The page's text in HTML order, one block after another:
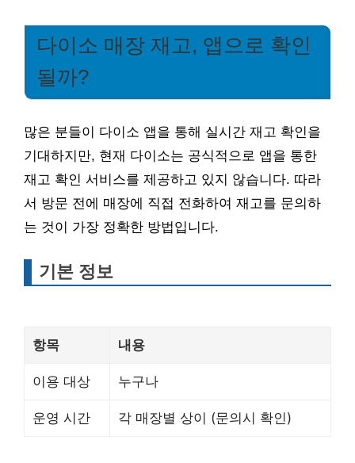
다이소 매장 재고, 앱으로 확인
될까?
많은 분들이 다이소 앱을 통해 실시간 재고 확인을
기대하지만, 현재 다이소는 공식적으로 앱을 통한
재고 확인 서비스를 제공하고 있지 않습니다. 따라
서 방문 전에 매장에 직접 전화하여 재고를 문의하
는 것이 가장 정확한 방법입니다.
기본 정보
항목 내용
이용 대상 누구나
운영 시간 각 매장별 상이 (문의시 확인)